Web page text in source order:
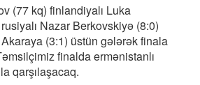
(77 kq) finlandiyalı Luka
Nazar Berkovskiyə (8:0)
(3:1) üstün gələrək finala
finalda ermənistanlı
qarşılaşacaq.